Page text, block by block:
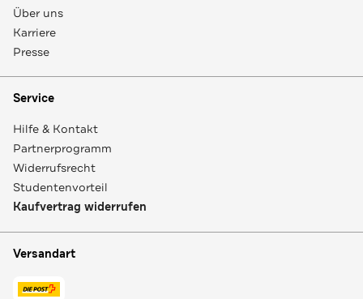
Über uns
Karriere
Presse
Service
Hilfe & Kontakt
Partnerprogramm
Widerrufsrecht
Studentenvorteil
Kaufvertrag widerrufen
Versandart